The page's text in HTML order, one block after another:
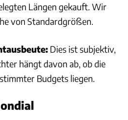
Längen gekauft. Wir
von Standardgrößen.
Dies ist subjektiv,
hängt davon ab, ob die
Budgets liegen.